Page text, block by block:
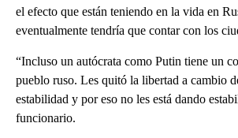
el efecto que están teniendo en la vida en
eventualmente tendría que contar con los
“Incluso un autócrata como Putin tiene un
pueblo ruso. Les quitó la libertad a cambio
estabilidad y por eso no les está dando
funcionario.